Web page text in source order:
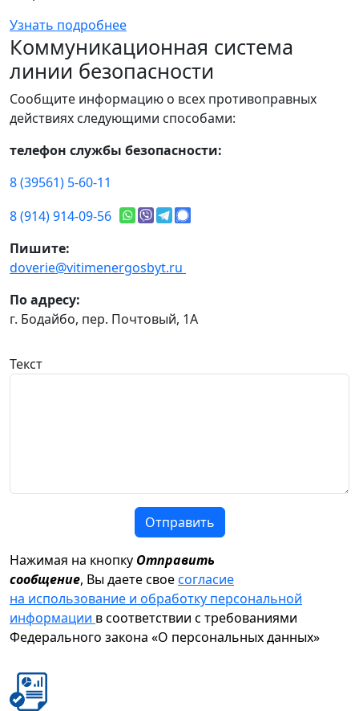
Узнать подробнее
Коммуникационная система
линии безопасности
Сообщите информацию о всех противоправных
действиях следующими способами:
телефон службы безопасности:
8 (39561) 5-60-11
8 (914) 914-09-56
Пишите:
doverie@vitimenergosbyt.ru
По адресу:
г. Бодайбо, пер. Почтовый, 1А
Текст
Отправить
Нажимая на кнопку Отправить
сообщение, Вы даете своесогласие
на использование и обработку персональной
информации в соответствии с требованиями
Федерального закона «О персональных данных»